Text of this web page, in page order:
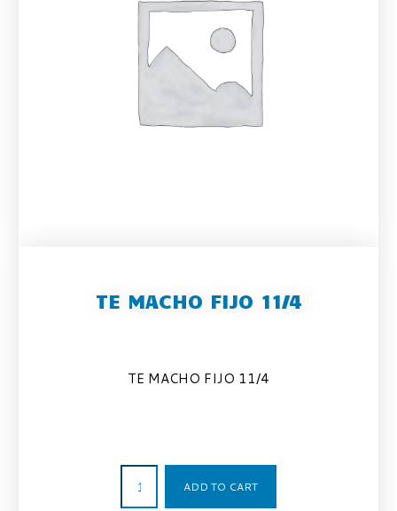
TE MACHO FIJO 11/4
TE MACHO FIJO 11/4
ADD TO CART